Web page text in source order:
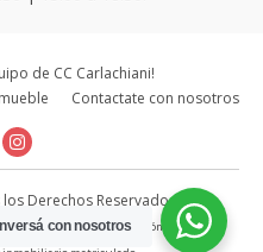
de CC Carlachiani!
Contactate con nosotros
los Derechos Reservados
bajo la intervención directa e
con nosotros